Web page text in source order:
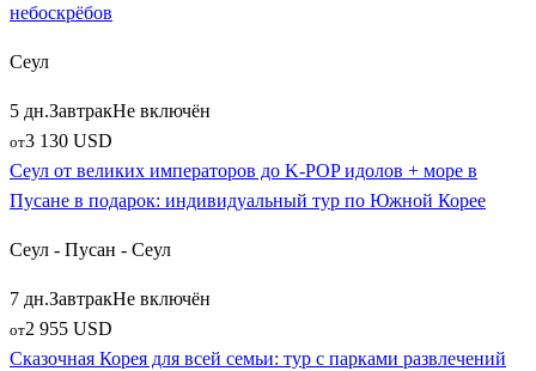
небоскрёбов
Сеул
5 дн.ЗавтракНе включён
от3 130 USD
Сеул от великих императоров до K-POP идолов + море в
Пусане в подарок: индивидуальный тур по Южной Корее
Сеул - Пусан - Сеул
7 дн.ЗавтракНе включён
от2 955 USD
Сказочная Корея для всей семьи: тур с парками развлечений